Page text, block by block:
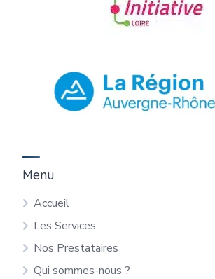
Menu
Accueil
Les Services
Nos Prestataires
Qui sommes-nous ?